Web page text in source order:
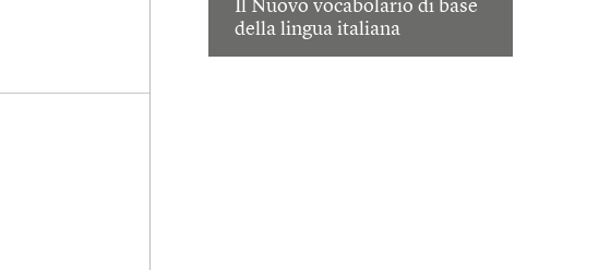
Il Nuovo vocabolario di base
della lingua italiana